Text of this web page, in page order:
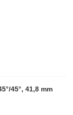
45°, 41,8 mm